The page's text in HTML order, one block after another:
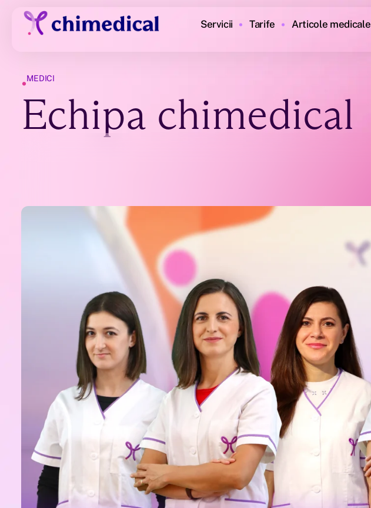
Servicii Tarife Articole medicale
•MEDICI
Echipa chimedical